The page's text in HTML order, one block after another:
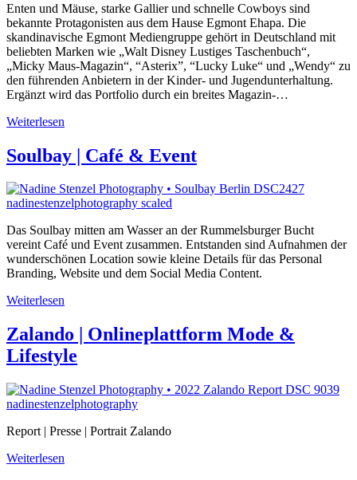
Enten und Mäuse, starke Gallier und schnelle Cowboys sind
bekannte Protagonisten aus dem Hause Egmont Ehapa. Die
skandinavische Egmont Mediengruppe gehört in Deutschland mit
beliebten Marken wie „Walt Disney Lustiges Taschenbuch“,
„Micky Maus-Magazin“, “Asterix”, “Lucky Luke“ und „Wendy“ zu
den führenden Anbietern in der Kinder- und Jugendunterhaltung.
Ergänzt wird das Portfolio durch ein breites Magazin-…
Weiterlesen
Soulbay | Café & Event
Das Soulbay mitten am Wasser an der Rummelsburger Bucht
vereint Café und Event zusammen. Entstanden sind Aufnahmen der
wunderschönen Location sowie kleine Details für das Personal
Branding, Website und dem Social Media Content.
Weiterlesen
Zalando | Onlineplattform Mode &
Lifestyle
Report | Presse | Portrait Zalando
Weiterlesen